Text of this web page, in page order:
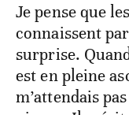
Je pense que
connaissent
surprise.
est en pleine
m’attendais